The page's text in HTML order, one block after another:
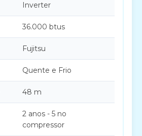
Inverter
36.000 btus
Fujitsu
Quente e Frio
48 m
2 anos - 5 no
compressor